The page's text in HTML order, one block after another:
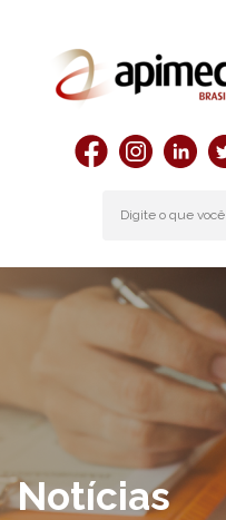
Notícias